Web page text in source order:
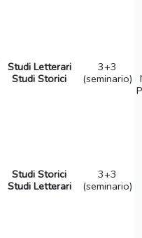
Studi Letterari
Studi Storici
3+3
(seminario)
Studi Storici
Studi Letterari
3+3
(seminario)